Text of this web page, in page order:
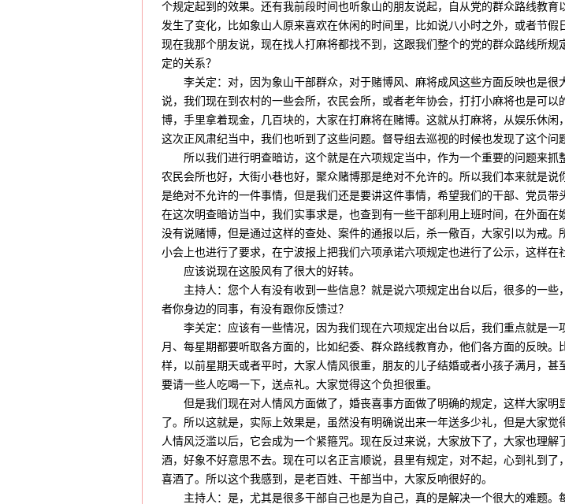
个规定起到的效果。还有我前段时间也听象山的朋友说起，自从党的群众路线教育
发生了变化，比如象山人原来喜欢在休闲的时间里，比如说八小时之外，或者节假
现在我那个朋友说，现在找人打麻将都找不到，这跟我们整个的党的群众路线所规
定的关系？
李关定：对，因为象山干部群众，对于赌博风、麻将成风这些方面反映也是很
说，我们现在到农村的一些会所，农民会所，或者老年协会，打打小麻将也是可以
博，手里拿着现金，几百块的，大家在打麻将在赌博。这就从打麻将，从娱乐休闲
这次正风肃纪当中，我们也听到了这些问题。督导组去巡视的时候也发现了这个问
所以我们进行明查暗访，这个就是在六项规定当中，作为一个重要的问题来抓
农民会所也好，大街小巷也好，聚众赌博那是绝对不允许的。所以我们本来就是说
是绝对不允许的一件事情，但是我们还是要讲这件事情，希望我们的干部、党员带
在这次明查暗访当中，我们实事求是，也查到有一些干部利用上班时间，在外面在
没有说赌博，但是通过这样的查处、案件的通报以后，杀一儆百，大家引以为戒。
小会上也进行了要求，在宁波报上把我们六项承诺六项规定也进行了公示，这样在
应该说现在这股风有了很大的好转。
主持人：您个人有没有收到一些信息？就是说六项规定出台以后，很多的一些
者你身边的同事，有没有跟你反馈过？
李关定：应该有一些情况，因为我们现在六项规定出台以后，我们重点就是一
月、每星期都要听取各方面的，比如纪委、群众路线教育办，他们各方面的反映。
样，以前星期天或者平时，大家人情风很重，朋友的儿子结婚或者小孩子满月，甚
要请一些人吃喝一下，送点礼。大家觉得这个负担很重。
但是我们现在对人情风方面做了，婚丧喜事方面做了明确的规定，这样大家明
了。所以这就是，实际上效果是，虽然没有明确说出来一年送多少礼，但是大家觉
人情风泛滥以后，它会成为一个紧箍咒。现在反过来说，大家放下了，大家也理解
酒，好象不好意思不去。现在可以名正言顺说，县里有规定，对不起，心到礼到了
喜酒了。所以这个我感到，是老百姓、干部当中，大家反响很好的。
主持人：是，尤其是很多干部自己也是为自己，真的是解决一个很大的难题。